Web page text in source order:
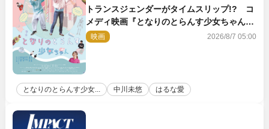
トランスジェンダーがタイムスリップ!? コ
メディ映画『となりのとらんす少女ちゃん』
11.7公開決定
映画 2026/8/7 05:00
となりのとらんす少女... 中川未悠 はるな愛